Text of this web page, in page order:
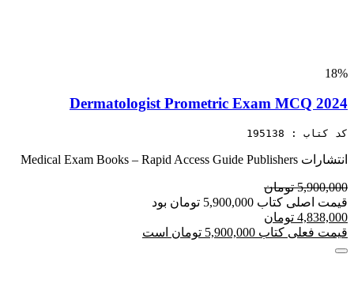
18%
Dermatologist Prometric Exam MCQ 2024
کد کتاب : 195138
انتشارات Medical Exam Books – Rapid Access Guide Publishers
5,900,000 تومان
قیمت اصلی کتاب 5,900,000 تومان بود
4,838,000 تومان
قیمت فعلی کتاب 5,900,000 تومان است